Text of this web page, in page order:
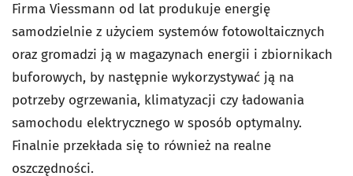
Firma Viessmann od lat produkuje energię
samodzielnie z użyciem systemów fotowoltaicznych
oraz gromadzi ją w magazynach energii i zbiornikach
buforowych, by następnie wykorzystywać ją na
potrzeby ogrzewania, klimatyzacji czy ładowania
samochodu elektrycznego w sposób optymalny.
Finalnie przekłada się to również na realne
oszczędności.